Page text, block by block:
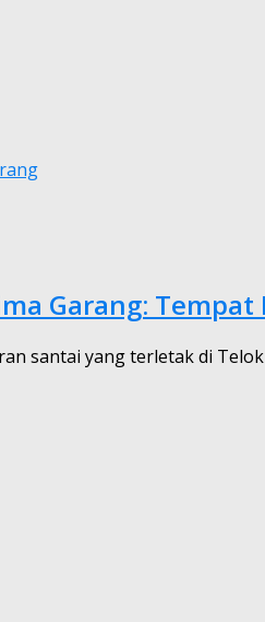
Garang:
santai yang terletak di